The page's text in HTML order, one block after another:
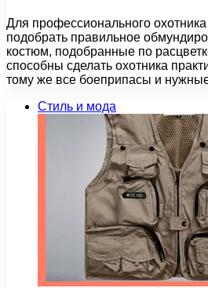
Для профессионального
подобрать правильное
костюм, подобранные по
способны сделать охотника
тому же все боеприпасы и
Стиль и мода